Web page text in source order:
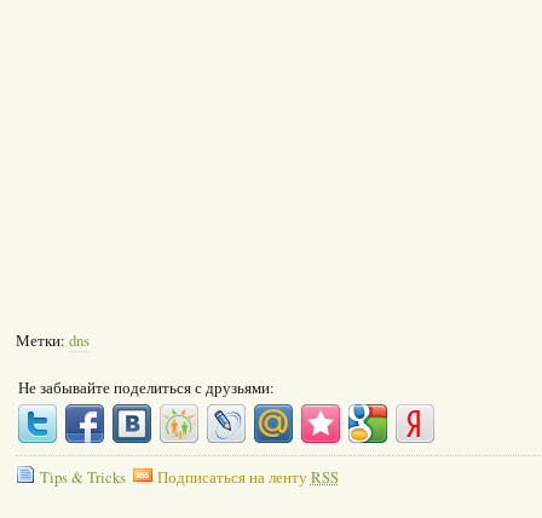
Метки: dns
Не забывайте поделиться с друзьями:
Tips & Tricks Подписаться на лентуRSS